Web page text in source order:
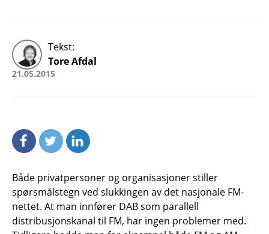
Tekst:
Tore Afdal
21.05.2015
Både privatpersoner og organisasjoner stiller
spørsmålstegn ved slukkingen av det nasjonale FM-
nettet. At man innfører DAB som parallell
distribusjonskanal til FM, har ingen problemer med.